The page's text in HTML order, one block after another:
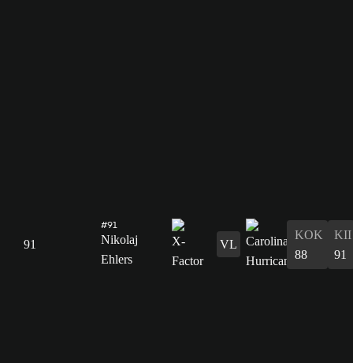
91
#91
Nikolaj
Ehlers
VL
KOK
88
KII
91